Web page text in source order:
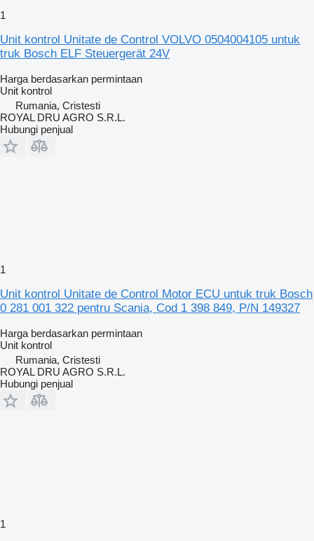
1
Unit kontrol Unitate de Control VOLVO 0504004105 untuk
truk Bosch ELF Steuergerät 24V
Harga berdasarkan permintaan
Unit kontrol
Rumania, Cristesti
ROYAL DRU AGRO S.R.L.
Hubungi penjual
1
Unit kontrol Unitate de Control Motor ECU untuk truk Bosch
0 281 001 322 pentru Scania, Cod 1 398 849, P/N 149327
Harga berdasarkan permintaan
Unit kontrol
Rumania, Cristesti
ROYAL DRU AGRO S.R.L.
Hubungi penjual
1